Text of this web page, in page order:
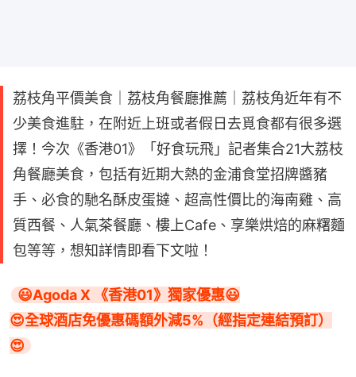
荔枝角平價美食｜荔枝角餐廳推薦｜荔枝角近年有不
少美食進駐，在附近上班或者假日去覓食都有很多選
擇！今次《香港01》「好食玩飛」記者集合21大荔枝
角餐廳美食，包括有近期大熱的金浦食堂招牌醬豬
手、必食的馳名酥皮蛋撻、超高性價比的海南雞、高
質西餐、人氣茶餐廳、樓上Cafe、享樂烘焙的麻糬麵
包等等，想知詳情即看下文啦！
😃Agoda X 《香港01》獨家優惠😃
😍全球酒店免優惠碼額外減5%（經指定連結預訂）
😍